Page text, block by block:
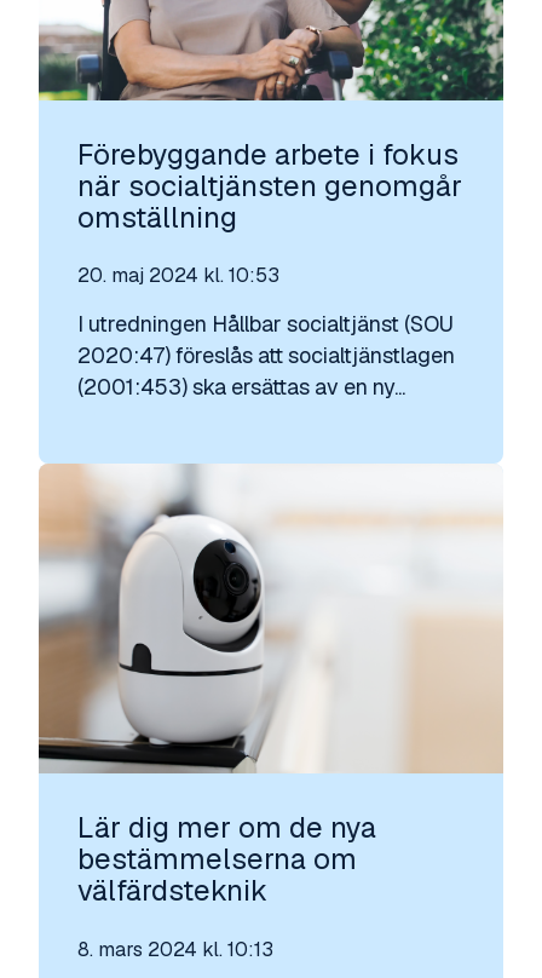
Förebyggande arbete i fokus
när socialtjänsten genomgår
omställning
20. maj 2024 kl. 10:53
I utredningen Hållbar socialtjänst (SOU
2020:47) föreslås att socialtjänstlagen
(2001:453) ska ersättas av en ny...
Lär dig mer om de nya
bestämmelserna om
välfärdsteknik
8. mars 2024 kl. 10:13